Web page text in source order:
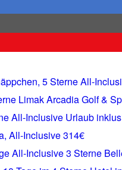
5 Sterne All-
Limak Arcadia Golf &
All-Inclusive Urlaub
All-Inclusive 314€
All-Inclusive 3 Sterne